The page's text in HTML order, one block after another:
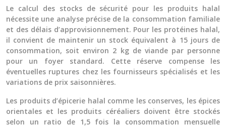
Le calcul des stocks de sécurité pour les produits halal
nécessite une analyse précise de la consommation familiale
et des délais d’approvisionnement. Pour les protéines halal,
il convient de maintenir un stock équivalent à 15 jours de
consommation, soit environ 2 kg de viande par personne
pour un foyer standard. Cette réserve compense les
éventuelles ruptures chez les fournisseurs spécialisés et les
variations de prix saisonnières.
Les produits d’épicerie halal comme les conserves, les épices
orientales et les produits céréaliers doivent être stockés
selon un ratio de 1,5 fois la consommation mensuelle